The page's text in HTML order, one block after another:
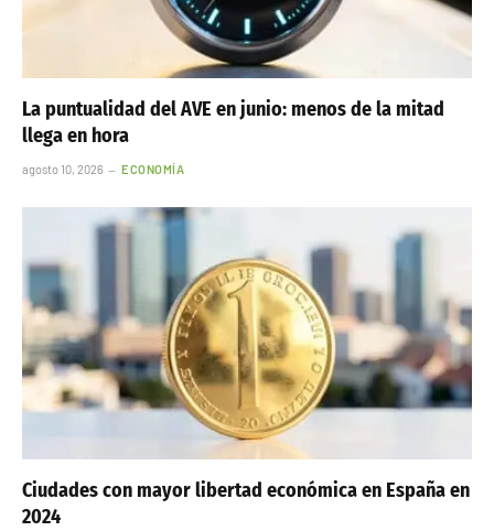
La puntualidad del AVE en junio: menos de la mitad
llega en hora
agosto 10, 2026 ECONOMÍA
Ciudades con mayor libertad económica en España en
2024